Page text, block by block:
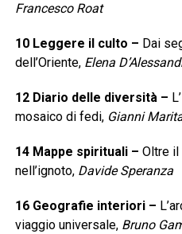
Francesco Roat
10 Leggere il culto – Dai
dell’Oriente, Elena
12 Diario delle diversità–
mosaico di fedi, Gianni
14 Mappe spirituali– Oltre il
nell’ignoto, Davide Speranza
16 Geografie interiori–
viaggio universale, Bruno